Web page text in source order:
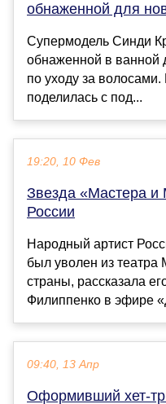
обнаженной для
Супермодель Синди
обнаженной в ванной
по уходу за
поделилась с под...
19:20, 10 Фев
Звезда «Мастера и
России
Народный артист
был уволен из театра
страны, рассказала
Филиппенко в эфире
09:40, 13 Апр
Оформивший хет-